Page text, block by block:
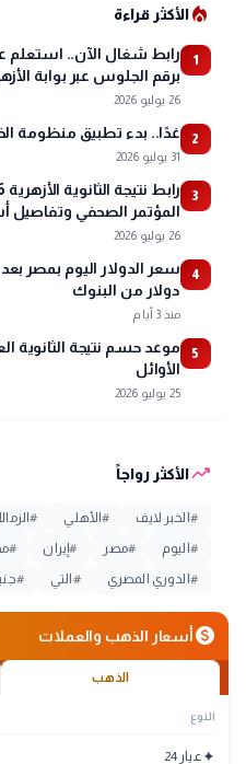
local_fire_departmentالأكثر قراءة
1
برقم الجلوس عبر بوابة
26 يوليو 2026
2 غدًا.. بدء تطبيق منظومة
31 يوليو 2026
3
المؤتمر الصحفي وتفاصيل
26 يوليو 2026
4
دولار من البنوك
منذ 3 أيام
5
الأوائل
25 يوليو 2026
trending_upالأكثر رواجاً
# الخبر لايف #الأهلي #
# اليوم #مصر #إيران #
# الدوري المصري # التي #
monetization_onأسعار الذهب والعملات
الذهب
النوع
✦عيار 24